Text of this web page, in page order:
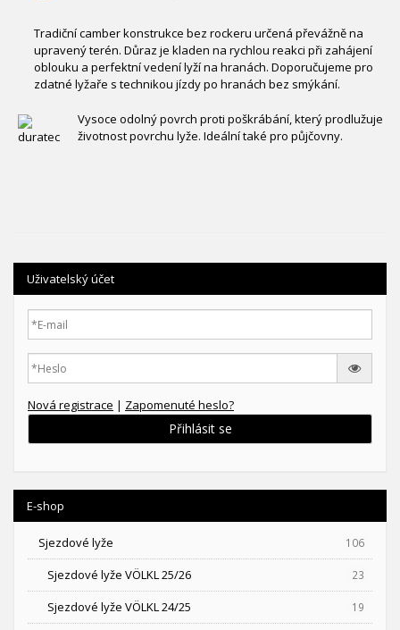
Tradiční camber konstrukce bez rockeru určená převážně na
upravený terén. Důraz je kladen na rychlou reakci při zahájení
oblouku a perfektní vedení lyží na hranách. Doporučujeme pro
zdatné lyžaře s technikou jízdy po hranách bez smýkání.
Vysoce odolný povrch proti poškrábání, který prodlužuje
životnost povrchu lyže. Ideální také pro půjčovny.
Uživatelský účet
Nová registrace | Zapomenuté heslo?
Přihlásit se
E-shop
Sjezdové lyže 106
Sjezdové lyže VÖLKL 25/26 23
Sjezdové lyže VÖLKL 24/25 19